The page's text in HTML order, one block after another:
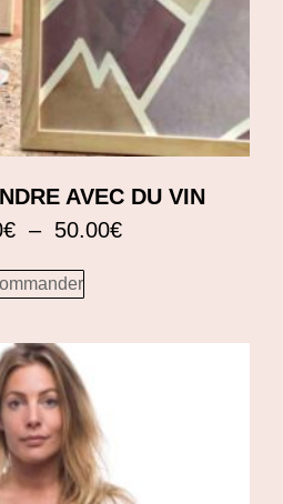
AVEC DU VIN
€ – 50.00€